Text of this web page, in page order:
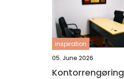
inspiration
05. June 2026
Kontorrengøring